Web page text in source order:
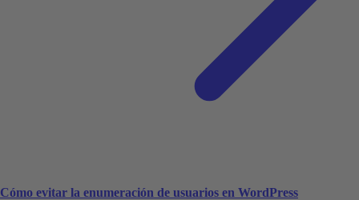
Cómo evitar la enumeración de usuarios en WordPress